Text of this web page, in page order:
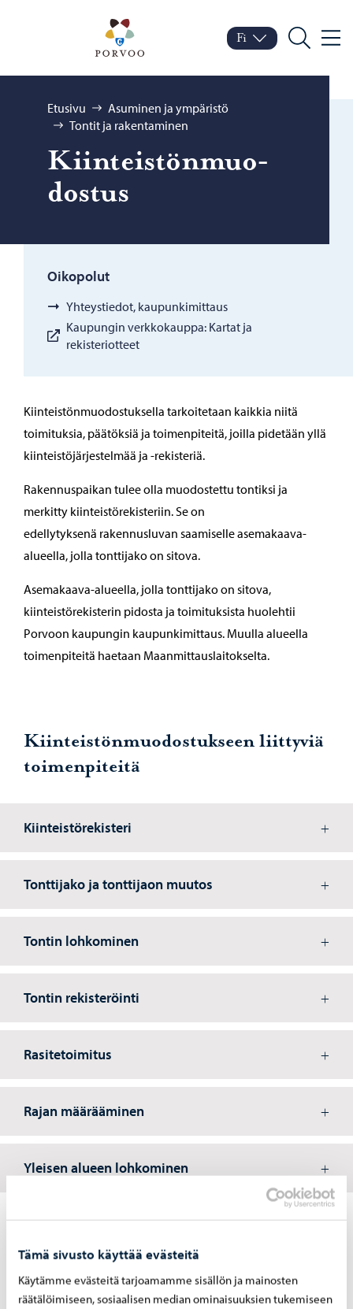
Tämä sivusto käyttää evästeitä
Käytämme evästeitä tarjoamamme sisällön ja mainosten
räätälöimiseen, sosiaalisen median ominaisuuksien tukemiseen
Porvoo – Siirry
Vaihda kieltä
Nykyinen kieli: Suomi
Fi
Hae
Selaa:
Etusivu
Asuminen ja ympäristö
Tontit ja rakentaminen
Kiin­teis­tön­muo­
dos­tus
Oikopolut
Yhteystiedot, kaupunkimittaus
Kaupungin verkkokauppa: Kartat ja
rekisteriotteet
Kiinteistönmuodostuksella tarkoitetaan kaikkia niitä
toimituksia, päätöksiä ja toimenpiteitä, joilla pidetään yllä
kiinteistöjärjestelmää ja -rekisteriä.
Rakennuspaikan tulee olla muodostettu tontiksi ja
merkitty kiinteistörekisteriin. Se on
edellytyksenä rakennusluvan saamiselle asemakaava-
alueella, jolla tonttijako on sitova.
Asemakaava-alueella, jolla tonttijako on sitova,
kiinteistörekisterin pidosta ja toimituksista huolehtii
Porvoon kaupungin kaupunkimittaus. Muulla alueella
toimenpiteitä haetaan Maanmittauslaitokselta.
Kiinteistönmuodostukseen liittyviä
toimenpiteitä
Kiinteistörekisteri
Tonttijako ja tonttijaon muutos
Tontin lohkominen
Tontin rekisteröinti
Rasitetoimitus
Rajan määrääminen
Yleisen alueen lohkominen